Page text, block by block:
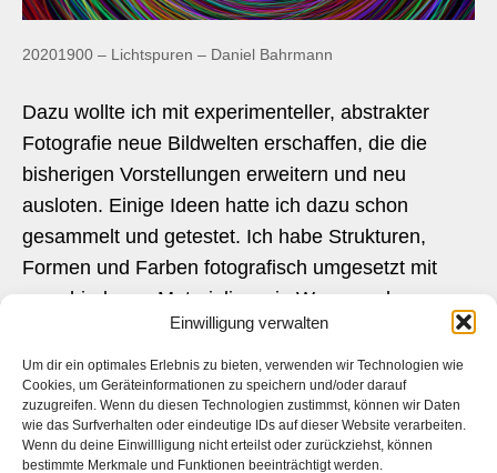
Einwilligung verwalten
Um dir ein optimales Erlebnis zu bieten, verwenden wir Technologien wie
Cookies, um Geräteinformationen zu speichern und/oder darauf
zuzugreifen. Wenn du diesen Technologien zustimmst, können wir Daten
wie das Surfverhalten oder eindeutige IDs auf dieser Website verarbeiten.
Wenn du deine Einwillligung nicht erteilst oder zurückziehst, können
bestimmte Merkmale und Funktionen beeinträchtigt werden.
20201900 – Lichtspuren – Daniel Bahrmann
Dazu wollte ich mit experimenteller, abstrakter
Fotografie neue Bildwelten erschaffen, die die
bisherigen Vorstellungen erweitern und neu
ausloten. Einige Ideen hatte ich dazu schon
gesammelt und getestet. Ich habe Strukturen,
Formen und Farben fotografisch umgesetzt mit
verschiedenen Materialien wie Wasser oder
reflektierende Oberflächen.
Diesen Weg habe ich jedoch bald verworfen, da
nicht die gewünschten Effekte erreicht wurden. Auf
der Suche nach Alternativen bin ich zufällig auf